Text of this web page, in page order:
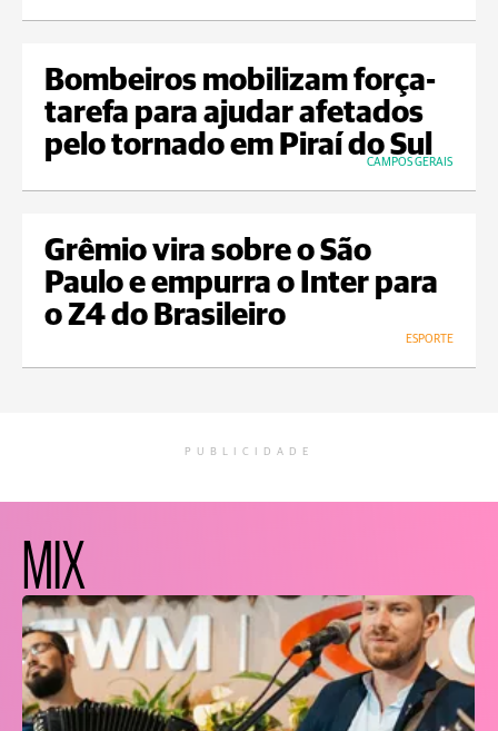
Bombeiros mobilizam força-
tarefa para ajudar afetados
pelo tornado em Piraí do Sul
CAMPOS GERAIS
Grêmio vira sobre o São
Paulo e empurra o Inter para
o Z4 do Brasileiro
ESPORTE
PUBLICIDADE
MIX